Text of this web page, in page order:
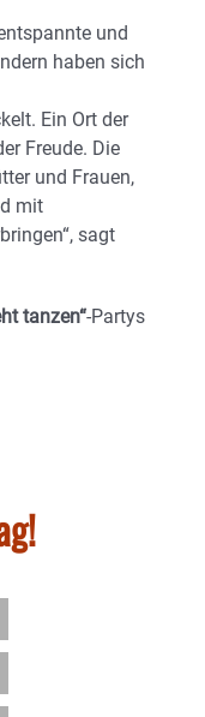
und
haben sich
Ein Ort der
Freude. Die
und Frauen,
mit
sagt
tanzen“-Partys